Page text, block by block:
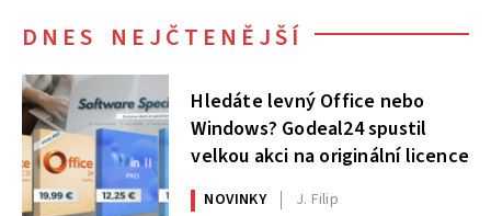
DNES NEJČTENĚJŠÍ
Hledáte levný Office nebo
Windows? Godeal24 spustil
velkou akci na originální licence
NOVINKY J. Filip